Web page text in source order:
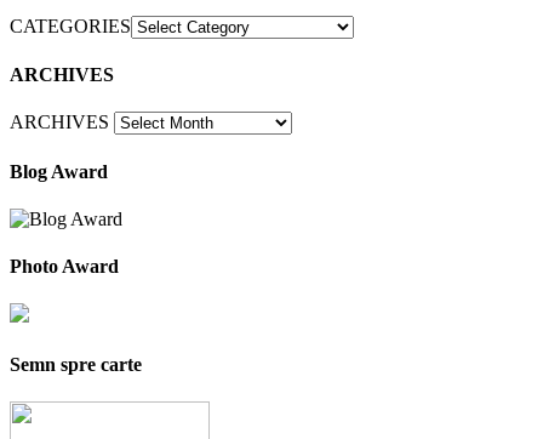
CATEGORIES
ARCHIVES
ARCHIVES
Blog Award
Photo Award
Semn spre carte